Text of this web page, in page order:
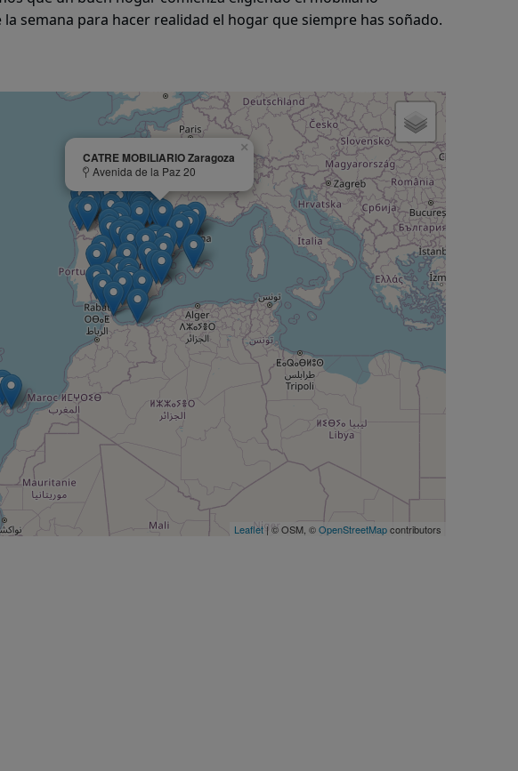
semana para hacer realidad el hogar que siempre has soñado.
CATRE MOBILIARIO Zaragoza
Avenida de la Paz 20
×
Leaflet| © OSM, ©OpenStreetMapcontributors